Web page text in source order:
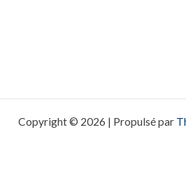
Copyright © 2026 | Propulsé par